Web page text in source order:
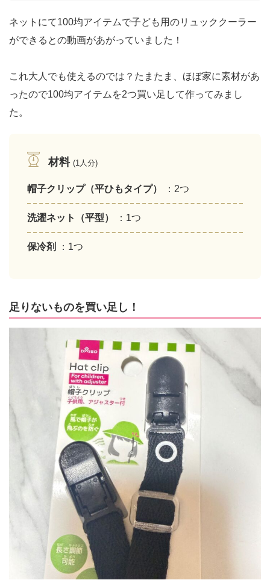
ネットにて100均アイテムで子ども用のリュッククーラー
ができるとの動画があがっていました！
これ大人でも使えるのでは？たまたま、ほぼ家に素材があ
ったので100均アイテムを2つ買い足して作ってみまし
た。
材料 (1人分)
帽子クリップ（平ひもタイプ） ：2つ
洗濯ネット（平型） ：1つ
保冷剤 ：1つ
足りないものを買い足し！